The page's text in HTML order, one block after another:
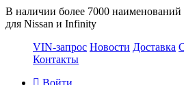
В наличии более 7000 наименований
для Nissan и Infinity
VIN-запрос Новости Доставка
Контакты
Войти